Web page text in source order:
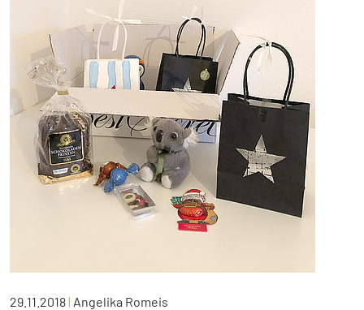
29.11.2018| Angelika Romeis